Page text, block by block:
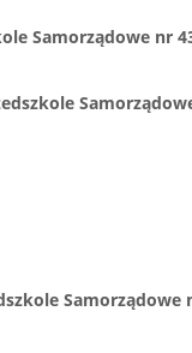
Samorządowe nr
Samorządowe